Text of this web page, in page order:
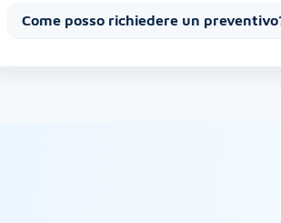
Come posso richiedere un